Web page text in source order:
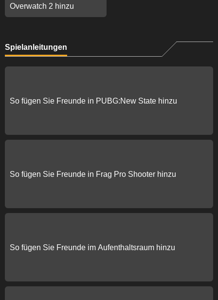
Overwatch 2 hinzu
Spielanleitungen
So fügen Sie Freunde in PUBG:New State hinzu
So fügen Sie Freunde in Frag Pro Shooter hinzu
So fügen Sie Freunde im Aufenthaltsraum hinzu